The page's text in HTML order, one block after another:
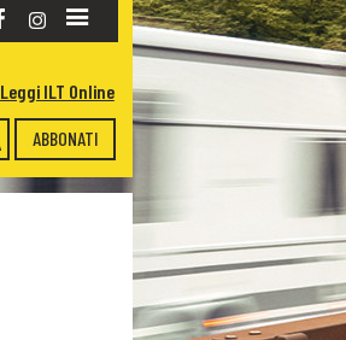
ABBONATI
Leggi ILT Online